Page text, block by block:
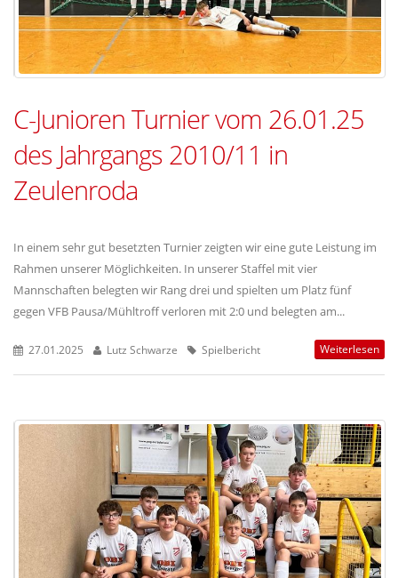
C-Junioren Turnier vom 26.01.25
des Jahrgangs 2010/11 in
Zeulenroda
In einem sehr gut besetzten Turnier zeigten wir eine gute Leistung im
Rahmen unserer Möglichkeiten. In unserer Staffel mit vier
Mannschaften belegten wir Rang drei und spielten um Platz fünf
gegen VFB Pausa/Mühltroff verloren mit 2:0 und belegten am...
27.01.2025 Lutz Schwarze Spielbericht Weiterlesen